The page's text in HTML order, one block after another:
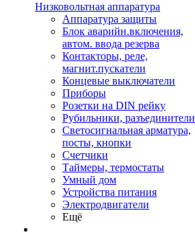
Низковольтная аппаратура
Аппаратура защиты
Блок аварийн.включения,
автом. ввода резерва
Контакторы, реле,
магнит.пускатели
Концевые выключатели
Приборы
Розетки на DIN рейку
Рубильники, разъединители
Светосигнальная арматура,
посты, кнопки
Счетчики
Таймеры, термостаты
Умный дом
Устройства питания
Электродвигатели
Ещё